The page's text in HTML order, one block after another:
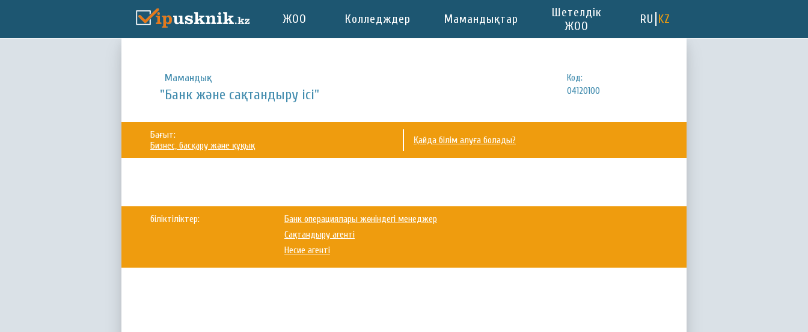
ЖОО Колледждер Мамандықтар
Шетелдік
ЖОО
RU KZ
Мамандық:
"Банк және сақтандыру ісі"
Код:
04120100
Бағыт:
Бизнес, басқару және құқық
Қайда білім алуға болады?
біліктіліктер:
Банк операциялары жөніндегі менеджер
Сақтандыру агенті
Несие агенті